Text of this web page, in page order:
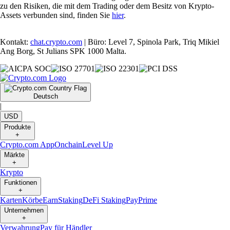
zu den Risiken, die mit dem Trading oder dem Besitz von Krypto-
Assets verbunden sind, finden Sie hier.
Kontakt: chat.crypto.com | Büro: Level 7, Spinola Park, Triq Mikiel
Ang Borg, St Julians SPK 1000 Malta.
Deutsch
|
USD
Produkte
+
Crypto.com AppOnchainLevel Up
Märkte
+
Krypto
Funktionen
+
KartenKörbeEarnStakingDeFi StakingPayPrime
Unternehmen
+
VerwahrungPay für Händler